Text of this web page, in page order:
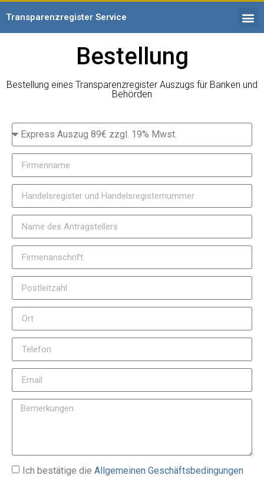
Transparenzregister Service
Bestellung
Bestellung eines Transparenzregister Auszugs für Banken und
Behörden
Ich bestätige die Allgemeinen Geschäftsbedingungen